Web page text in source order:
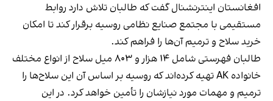
افغانستان اینترنشنال گفت که طالبان تلاش دارد روابط
مستقیمی با مجتمع صنایع نظامی روسیه برقرار کند تا امکان
خرید سلاح و ترمیم آن‌ها را فراهم کند.
طالبان فهرستی شامل ۱۴ هزار و ۸۰۳ میل سلاح از انواع مختلف
خانواده AK تهیه کرده‌اند که روسیه بر اساس آن این سلاح‌ها را
ترمیم و مهمات مورد نیازشان را تأمین خواهد کرد. در این